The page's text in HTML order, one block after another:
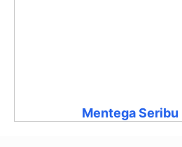
Mentega Seribu